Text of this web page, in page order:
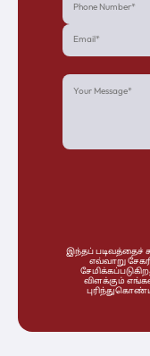
இந்தப் படிவத்தைச்
எவ்வாறு
விளக்கும்